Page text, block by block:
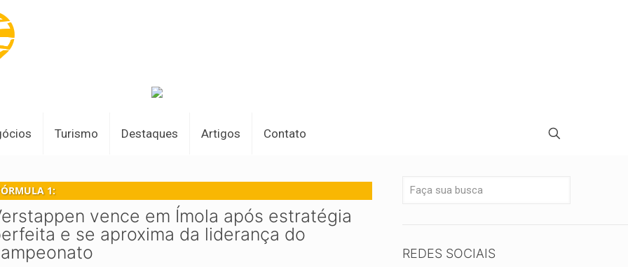
Turismo Destaques Artigos Contato
1:
vence em Ímola após estratégia
e se aproxima da liderança do
REDES SOCIAIS